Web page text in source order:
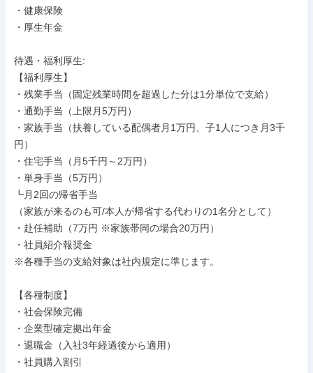
・健康保険
・厚生年金
待遇・福利厚生:
【福利厚生】
・残業手当（固定残業時間を超過した分は1分単位で支給）
・通勤手当（上限月5万円）
・家族手当（扶養している配偶者月1万円、子1人につき月3千
円）
・住宅手当（月5千円～2万円）
・単身手当（5万円）
┗月2回の帰省手当
（家族が来るのも可/本人が帰省する代わりの1名分として）
・赴任補助（7万円 ※家族帯同の場合20万円）
・社員紹介報奨金
※各種手当の支給対象は社内規定に準じます。
【各種制度】
・社会保険完備
・企業型確定拠出年金
・退職金（入社3年経過後から適用）
・社員購入割引